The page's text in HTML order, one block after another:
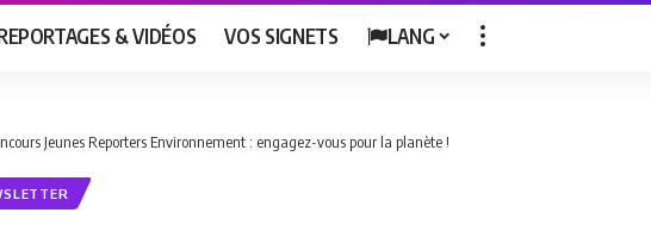
& VIDÉOS VOS SIGNETS LANG
Jeunes Reporters Environnement : engagez-vous pour la planète !